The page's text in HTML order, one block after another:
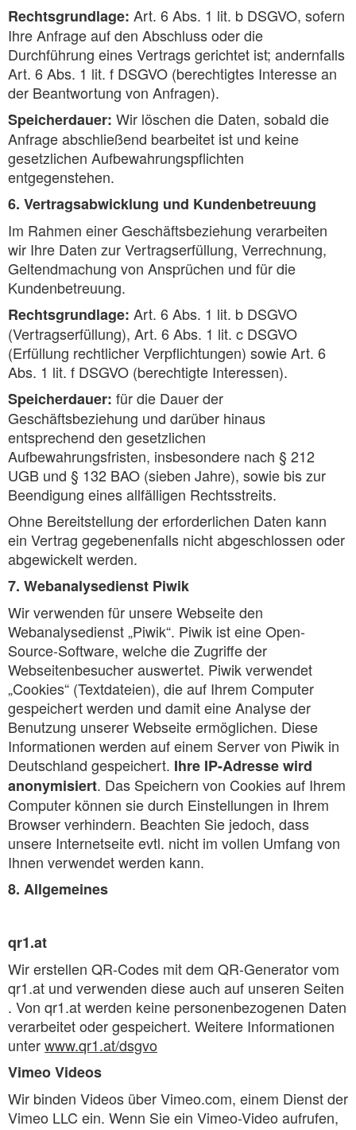
Rechtsgrundlage: Art. 6 Abs. 1 lit. b DSGVO, sofern
Ihre Anfrage auf den Abschluss oder die
Durchführung eines Vertrags gerichtet ist; andernfalls
Art. 6 Abs. 1 lit. f DSGVO (berechtigtes Interesse an
der Beantwortung von Anfragen).
Speicherdauer: Wir löschen die Daten, sobald die
Anfrage abschließend bearbeitet ist und keine
gesetzlichen Aufbewahrungspflichten
entgegenstehen.
6. Vertragsabwicklung und Kundenbetreuung
Im Rahmen einer Geschäftsbeziehung verarbeiten
wir Ihre Daten zur Vertragserfüllung, Verrechnung,
Geltendmachung von Ansprüchen und für die
Kundenbetreuung.
Rechtsgrundlage: Art. 6 Abs. 1 lit. b DSGVO
(Vertragserfüllung), Art. 6 Abs. 1 lit. c DSGVO
(Erfüllung rechtlicher Verpflichtungen) sowie Art. 6
Abs. 1 lit. f DSGVO (berechtigte Interessen).
Speicherdauer: für die Dauer der
Geschäftsbeziehung und darüber hinaus
entsprechend den gesetzlichen
Aufbewahrungsfristen, insbesondere nach § 212
UGB und § 132 BAO (sieben Jahre), sowie bis zur
Beendigung eines allfälligen Rechtsstreits.
Ohne Bereitstellung der erforderlichen Daten kann
ein Vertrag gegebenenfalls nicht abgeschlossen oder
abgewickelt werden.
7. Webanalysedienst Piwik
Wir verwenden für unsere Webseite den
Webanalysedienst „Piwik“. Piwik ist eine Open-
Source-Software, welche die Zugriffe der
Webseitenbesucher auswertet. Piwik verwendet
„Cookies“ (Textdateien), die auf Ihrem Computer
gespeichert werden und damit eine Analyse der
Benutzung unserer Webseite ermöglichen. Diese
Informationen werden auf einem Server von Piwik in
Deutschland gespeichert. Ihre IP-Adresse wird
anonymisiert. Das Speichern von Cookies auf Ihrem
Computer können sie durch Einstellungen in Ihrem
Browser verhindern. Beachten Sie jedoch, dass
unsere Internetseite evtl. nicht im vollen Umfang von
Ihnen verwendet werden kann.
8. Allgemeines
qr1.at
Wir erstellen QR-Codes mit dem QR-Generator vom
qr1.at und verwenden diese auch auf unseren Seiten
. Von qr1.at werden keine personenbezogenen Daten
verarbeitet oder gespeichert. Weitere Informationen
unterwww.qr1.at/dsgvo
Vimeo Videos
Wir binden Videos über Vimeo.com, einem Dienst der
Vimeo LLC ein. Wenn Sie ein Vimeo-Video aufrufen,